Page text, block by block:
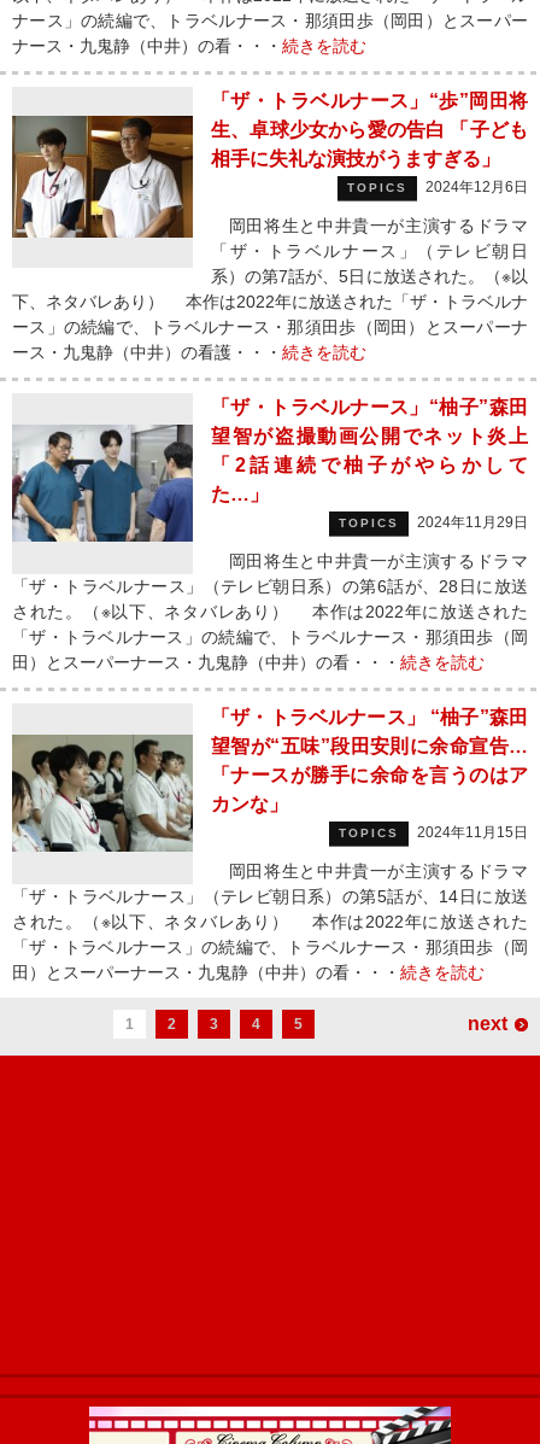
ナース」の続編で、トラベルナース・那須田歩（岡田）とスーパー
ナース・九鬼静（中井）の看・・・ 続きを読む
「ザ・トラベルナース」“歩”岡田将
生、卓球少女から愛の告白 「子ども
相手に失礼な演技がうますぎる」
TOPICS 2024年12月6日
岡田将生と中井貴一が主演するドラマ
「ザ・トラベルナース」（テレビ朝日
系）の第7話が、5日に放送された。（※以
下、ネタバレあり） 本作は2022年に放送された「ザ・トラベルナ
ース」の続編で、トラベルナース・那須田歩（岡田）とスーパーナ
ース・九鬼静（中井）の看護・・・ 続きを読む
「ザ・トラベルナース」“柚子”森田
望智が盗撮動画公開でネット炎上
「2話連続で柚子がやらかして
た…」
TOPICS 2024年11月29日
岡田将生と中井貴一が主演するドラマ
「ザ・トラベルナース」（テレビ朝日系）の第6話が、28日に放送
された。（※以下、ネタバレあり） 本作は2022年に放送された
「ザ・トラベルナース」の続編で、トラベルナース・那須田歩（岡
田）とスーパーナース・九鬼静（中井）の看・・・ 続きを読む
「ザ・トラベルナース」 “柚子”森田
望智が“五味”段田安則に余命宣告…
「ナースが勝手に余命を言うのはア
カンな」
TOPICS 2024年11月15日
岡田将生と中井貴一が主演するドラマ
「ザ・トラベルナース」（テレビ朝日系）の第5話が、14日に放送
された。（※以下、ネタバレあり） 本作は2022年に放送された
「ザ・トラベルナース」の続編で、トラベルナース・那須田歩（岡
田）とスーパーナース・九鬼静（中井）の看・・・ 続きを読む
1 2 3 4 5 next